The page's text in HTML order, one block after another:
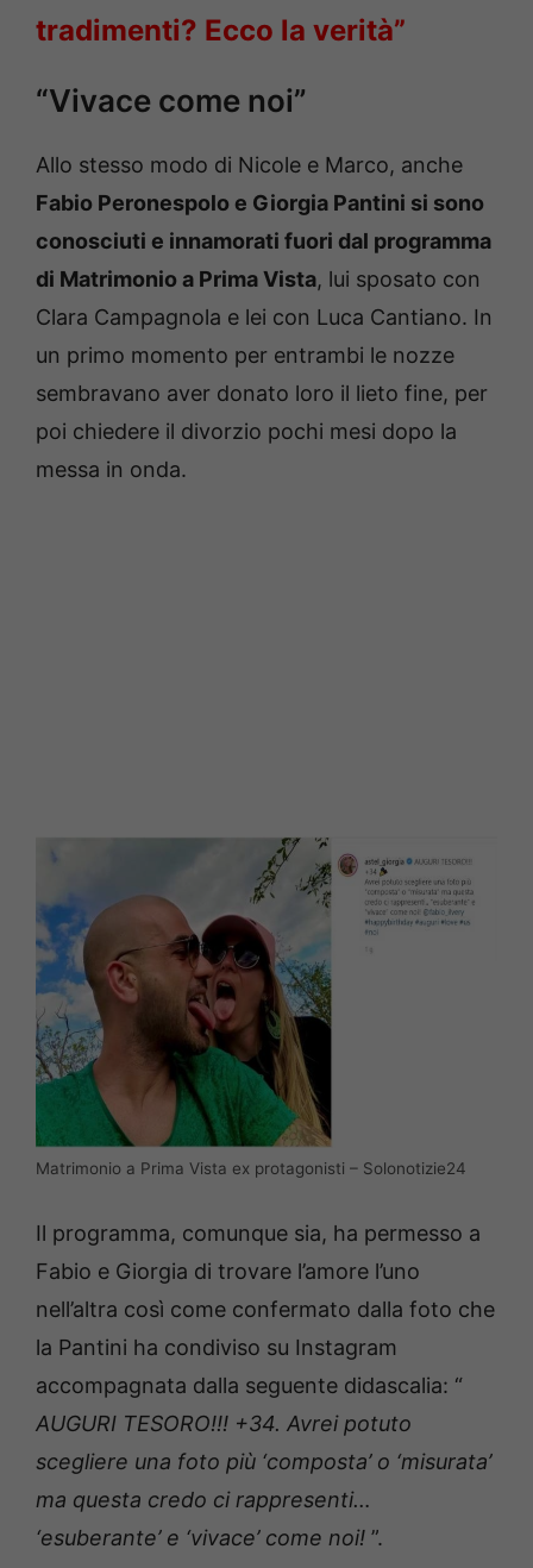
tradimenti? Ecco la verità”
“Vivace come noi”
Allo stesso modo di Nicole e Marco, anche
Fabio Peronespolo e Giorgia Pantini si sono
conosciuti e innamorati fuori dal programma
di Matrimonio a Prima Vista, lui sposato con
Clara Campagnola e lei con Luca Cantiano. In
un primo momento per entrambi le nozze
sembravano aver donato loro il lieto fine, per
poi chiedere il divorzio pochi mesi dopo la
messa in onda.
Matrimonio a Prima Vista ex protagonisti – Solonotizie24
Il programma, comunque sia, ha permesso a
Fabio e Giorgia di trovare l’amore l’uno
nell’altra così come confermato dalla foto che
la Pantini ha condiviso su Instagram
accompagnata dalla seguente didascalia: “
AUGURI TESORO!!! +34. Avrei potuto
scegliere una foto più ‘composta’ o ‘misurata’
ma questa credo ci rappresenti…
‘esuberante’ e ‘vivace’ come noi! ”.